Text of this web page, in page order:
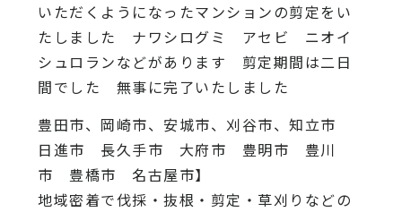
いただくようになったマンションの剪定をい
たしました ナワシログミ アセビ ニオイ
シュロランなどがあります 剪定期間は二日
間でした 無事に完了いたしました
豊田市、岡崎市、安城市、刈谷市、知立市
日進市 長久手市 大府市 豊明市 豊川
市 豊橋市 名古屋市】
地域密着で伐採・抜根・剪定・草刈りなどの